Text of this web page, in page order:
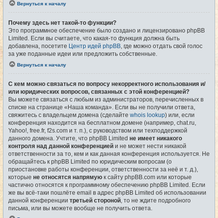
Вернуться к началу
Почему здесь нет такой-то функции?
Это программное обеспечение было создано и лицензировано phpBB
Limited. Если вы считаете, что какая-то функция должна быть
добавлена, посетите Центр идей phpBB , где можно отдать свой голос
за уже поданные идеи или предложить собственные.
Вернуться к началу
С кем можно связаться по вопросу некорректного использования и/
или юридических вопросов, связанных с этой конференцией?
Вы можете связаться с любым из администраторов, перечисленных в
списке на странице «Наша команда». Если вы не получили ответа,
свяжитесь с владельцем домена (сделайте whois lookup) или, если
конференция находится на бесплатном домене (например, chat.ru,
Yahoo!, free.fr, f2s.com и т. п.), с руководством или техподдержкой
данного домена. Учтите, что phpBB Limited не имеет никакого
контроля над данной конференцией и не может нести никакой
ответственности за то, кем и как данная конференция используется. Не
обращайтесь к phpBB Limited по юридическим вопросам (о
приостановке работы конференции, ответственности за неё и т. д.),
которые не относятся напрямую к сайту phpBB.com или которые
частично относятся к программному обеспечению phpBB Limited. Если
же вы всё-таки пошлёте email в адрес phpBB Limited об использовании
данной конференции третьей стороной , то не ждите подробного
письма, или вы можете вообще не получить ответа.